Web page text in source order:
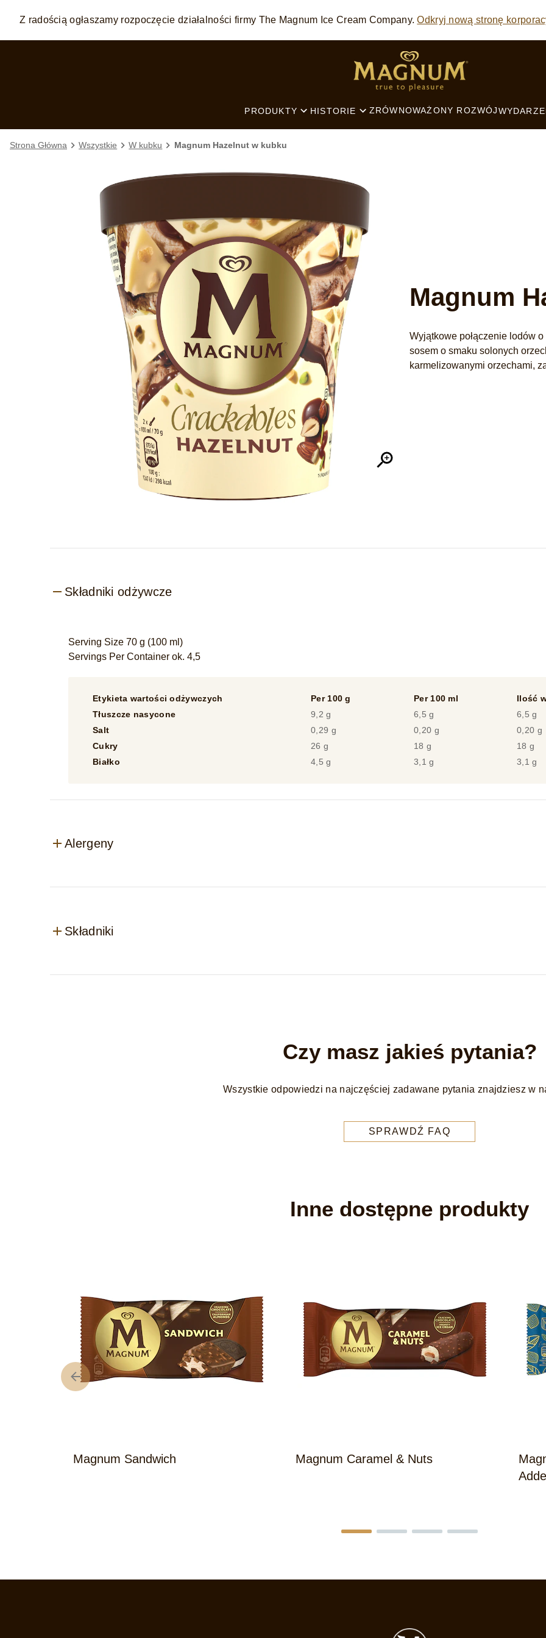
Skip to: MAIN CONTENT FOOTER SEARCH
Z radością ogłaszamy rozpoczęcie działalności firmy The Magnum Ice Cream Company. Odkryj nową stronę
PRODUKTY HISTORIE ZRÓWNOWAŻONY ROZWÓJ
Strona Główna Wszystkie W kubku Magnum Hazelnut w kubku
Magnum
Wyjątkowe połączenie lodów
sosem o smaku solonych
karmelizowanymi orzechami,
Składniki odżywcze
Serving Size 70 g (100 ml)
Servings Per Container ok. 4,5
Etykieta wartości odżywczych Per 100 g Per 100 ml Ilość
Tłuszcze nasycone
9,2 g 6,5 g 6,5 g
Salt
0,29 g 0,20 g 0,20 g
Cukry
26 g 18 g 18 g
Białko
4,5 g 3,1 g 3,1 g
Alergeny
Składniki
Czy masz jakieś pytania?
Wszystkie odpowiedzi na najczęściej zadawane pytania znajdziesz w
SPRAWDŹ FAQ
Inne dostępne produkty
Magnum Sandwich Magnum Caramel & Nuts